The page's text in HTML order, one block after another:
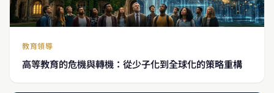
教育領導
高等教育的危機與轉機：從少子化到全球化的策略重構